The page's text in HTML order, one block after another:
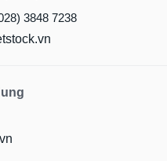
3848 7238